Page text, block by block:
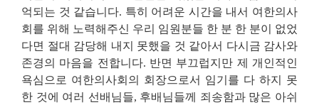
억되는 것 같습니다. 특히 어려운 시간을 내서 여한의사
회를 위해 노력해주신 우리 임원분들 한 분 한 분이 없었
다면 절대 감당해 내지 못했을 것 같아서 다시금 감사와
존경의 마음을 전합니다. 반면 부끄럽지만 제 개인적인
욕심으로 여한의사회의 회장으로서 임기를 다 하지 못
한 것에 여러 선배님들, 후배님들께 죄송함과 많은 아쉬